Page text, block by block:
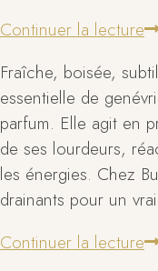
Continuer la lecture
Fraîche, boisée,
essentielle de
parfum. Elle agit en
de ses lourdeurs,
les énergies. Chez
drainants pour un
Continuer la lecture